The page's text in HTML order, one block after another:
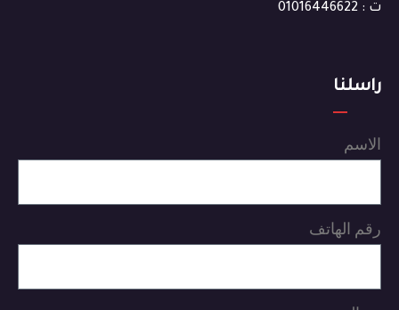
ت : 01016446622
راسلنا
الاسم
رقم الهاتف